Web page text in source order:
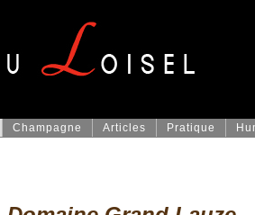
Champagne Articles Pratique